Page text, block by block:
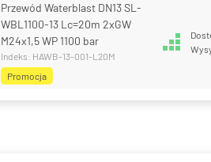
Przewód Waterblast DN13 SL-
WBL1100-13 Lc=20m 2xGW
M24x1,5 WP 1100 bar
Indeks: HAWB-13-001-L20M
Promocja